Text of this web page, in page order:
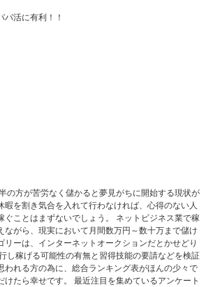
パ活に有利！！
の方が苦労なく儲かると夢見がちに開始する現状が
暇を割き気合を入れて行わなければ、心得のない人
ぐことはまずないでしょう。 ネットビジネス業で稼
ながら、現実において月間数万円～数十万まで儲け
リーは、インターネットオークションだとかせどり
し稼げる可能性の有無と習得技能の要請などを検証
われる方の為に、総合ランキング表がほんの少々で
けたら幸せです。 最近注目を集めているアンケート